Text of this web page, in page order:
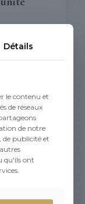
Détails
le contenu et
de réseaux
de notre
de publicité et
qu'ils ont